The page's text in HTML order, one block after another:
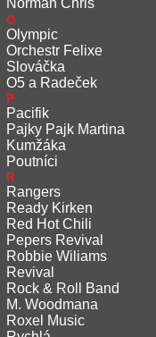
Norman Chris
O
Olympic
Orchestr Felixe
Slováčka
O5 a Radeček
P
Pacifik
Pajky Pajk Martina
Kumžáka
Poutníci
R
Rangers
Ready Kirken
Red Hot Chili
Pepers Revival
Robbie Wiliams
Revival
Rock & Roll Band
M. Woodmana
Roxel Music